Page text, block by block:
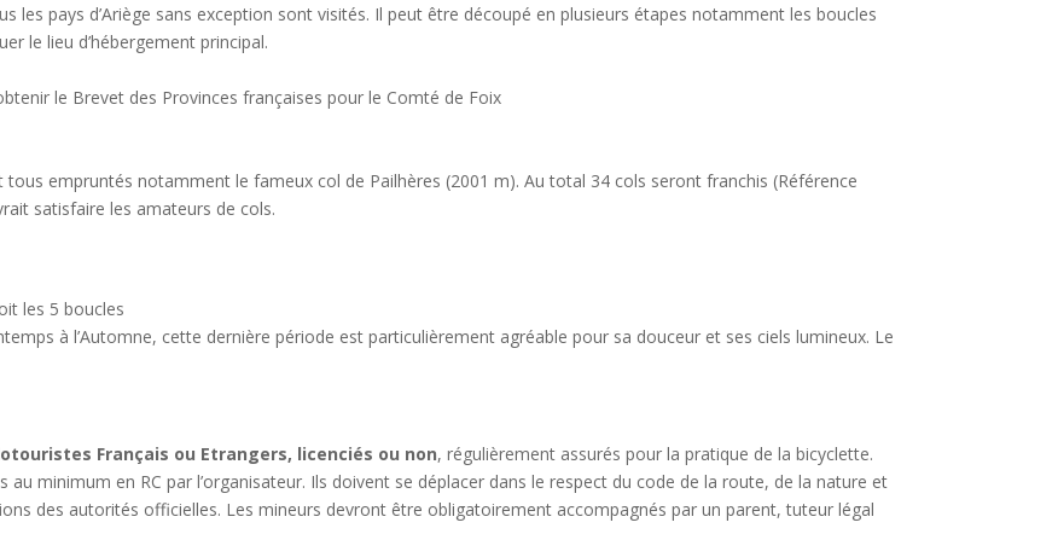
les pays d’Ariège sans exception sont visités. Il peut être découpé en plusieurs étapes notamment les boucles
le lieu d’hébergement principal.
le Brevet des Provinces françaises pour le Comté de Foix
empruntés notamment le fameux col de Pailhères (2001 m). Au total 34 cols seront franchis (Référence
satisfaire les amateurs de cols.
les 5 boucles
à l’Automne, cette dernière période est particulièrement agréable pour sa douceur et ses ciels lumineux. Le
Français ou Etrangers, licenciés ou non, régulièrement assurés pour la pratique de la bicyclette.
au minimum en RC par l’organisateur. Ils doivent se déplacer dans le respect du code de la route, de la nature et
des autorités officielles. Les mineurs devront être obligatoirement accompagnés par un parent, tuteur légal